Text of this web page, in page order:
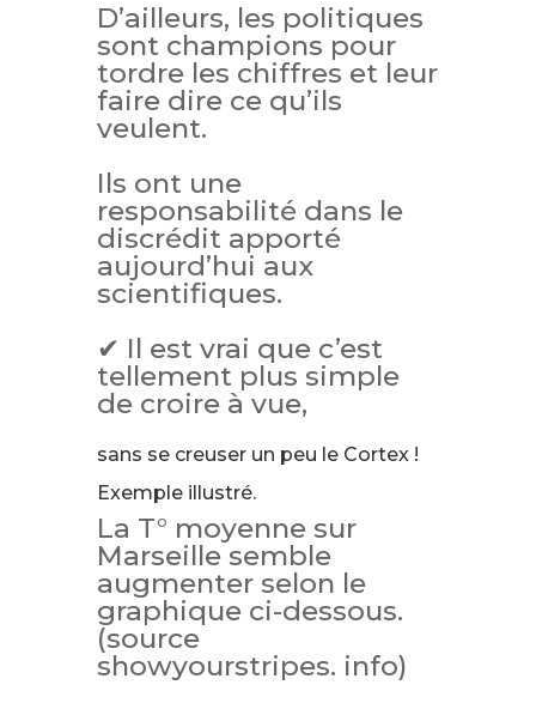
D’ailleurs, les politiques
sont champions pour
tordre les chiffres et leur
faire dire ce qu’ils
veulent.
Ils ont une
responsabilité dans le
discrédit apporté
aujourd’hui aux
scientifiques.
✔ Il est vrai que c’est
tellement plus simple
de croire à vue,
sans se creuser un peu le Cortex !
Exemple illustré.
La T° moyenne sur
Marseille semble
augmenter selon le
graphique ci-dessous.
(source
showyourstripes. info)